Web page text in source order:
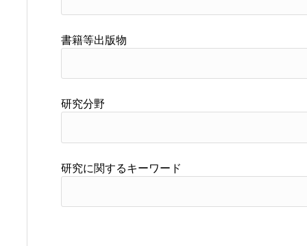
書籍等出版物
研究分野
研究に関するキーワード